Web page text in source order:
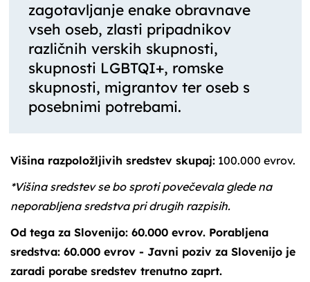
zagotavljanje enake obravnave
vseh oseb, zlasti pripadnikov
različnih verskih skupnosti,
skupnosti LGBTQI+, romske
skupnosti, migrantov ter oseb s
posebnimi potrebami.
Višina razpoložljivih sredstev skupaj: 100.000 evrov.
*Višina sredstev se bo sproti povečevala glede na
neporabljena sredstva pri drugih razpisih.
Od tega za Slovenijo: 60.000 evrov. Porabljena
sredstva: 60.000 evrov - Javni poziv za Slovenijo je
zaradi porabe sredstev trenutno zaprt.